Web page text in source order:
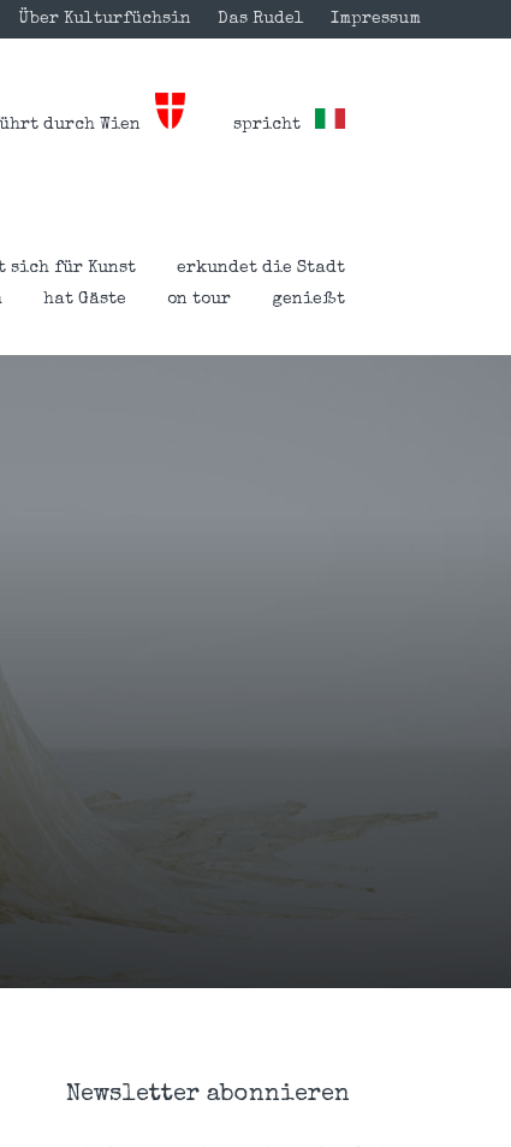
Über Kulturfüchsin Das Rudel Impressum
durch Wien spricht
sich für Kunst
erkundet die Stadt
hat Gäste on tour genießt
Newsletter abonnieren